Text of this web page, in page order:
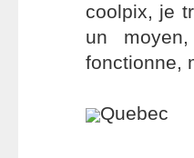
coolpix, je
un
fonctionne,
Quebec